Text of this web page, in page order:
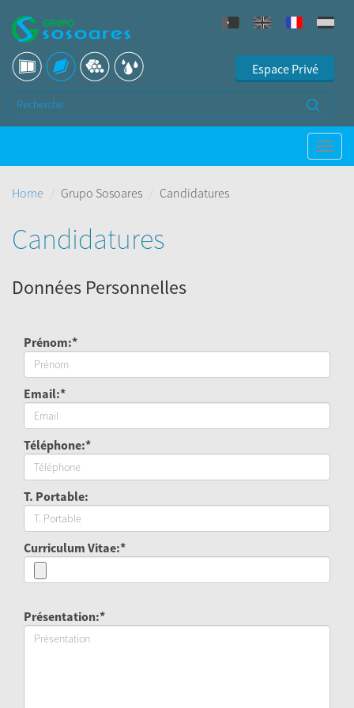
Espace Privé
Home Grupo Sosoares Candidatures
Candidatures
Données Personnelles
Prénom:*
Email:*
Téléphone:*
T. Portable:
Curriculum Vitae:*
Présentation:*